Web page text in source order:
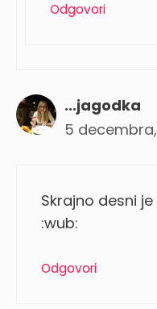
Odgovori
...jagodka
5
Skrajno desni
:wub:
Odgovori